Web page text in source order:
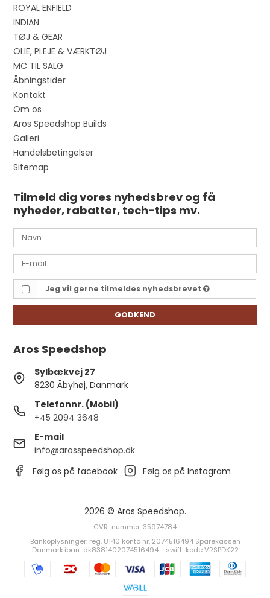
ROYAL ENFIELD
INDIAN
TØJ & GEAR
OLIE, PLEJE & VÆRKTØJ
MC TIL SALG
Åbningstider
Kontakt
Om os
Aros Speedshop Builds
Galleri
Handelsbetingelser
Sitemap
Tilmeld dig vores nyhedsbrev og få
nyheder, rabatter, tech-tips mv.
Jeg vil gerne tilmeldes nyhedsbrevet
GODKEND
Aros Speedshop
Sylbækvej 27
8230 Åbyhøj, Danmark
Telefonnr. (Mobil)
+45 2094 3648
E-mail
info@arosspeedshop.dk
Følg os på facebook
Følg os på Instagram
2026 © Aros Speedshop.
CVR-nummer: 35974784
Bankoplysninger: reg. 8140 konto nr. 2074516494 Sparekassen
Danmark.iban-dk8381402074516494--swift-kode VRSPDK22